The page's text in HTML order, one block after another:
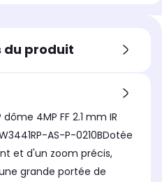
du produit
4MP FF 2.1 mm IR
AS-P-0210BDotée
et d'un zoom précis,
grande portée de